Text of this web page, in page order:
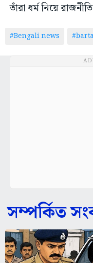
তাঁরা ধর্ম নিয়ে
#Bengali news
সম্পর্কিত